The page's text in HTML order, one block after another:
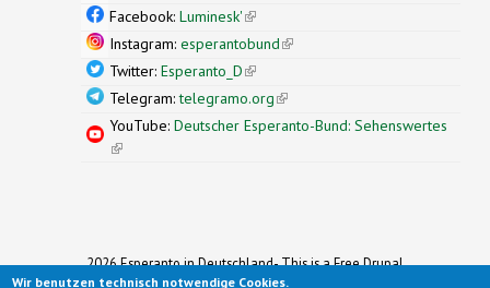
Facebook: Luminesk'(link is external)
Instagram: esperantobund(link is external)
Twitter: Esperanto_D(link is external)
Telegram:telegramo.org(link is external)
YouTube: Deutscher Esperanto-Bund: Sehenswertes
(link is external)
2026 Esperanto in Deutschland- This is a Free Drupal
Theme
Wir benutzen technisch notwendige Cookies.